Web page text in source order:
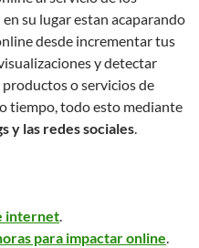
su lugar estan acaparando
desde incrementar tus
y detectar
o servicios de
tiempo, todo esto mediante
y las redes sociales.
internet.
para impactar online.